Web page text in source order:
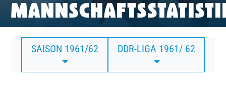
CAMPUS
CLUB
CLUBMITGLIEDSCHAFT
BUSINESS
SAISON 1961/62 DDR-LIGA 1961/ 62